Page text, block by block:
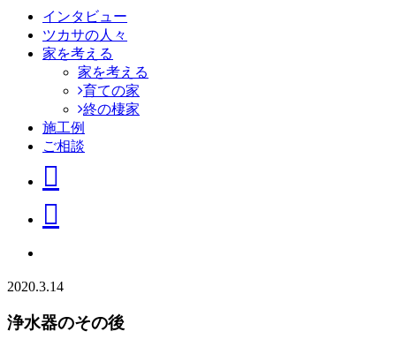
インタビュー
ツカサの人々
家を考える
家を考える
育ての家
終の棲家
施工例
ご相談
2020.3.14
浄水器のその後